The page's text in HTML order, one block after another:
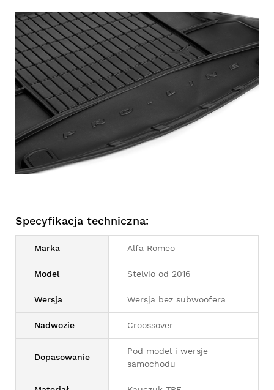
Specyfikacja techniczna:
Marka Alfa Romeo
Model Stelvio od 2016
Wersja Wersja bez subwoofera
Nadwozie Croossover
Dopasowanie
Pod model i wersje
samochodu